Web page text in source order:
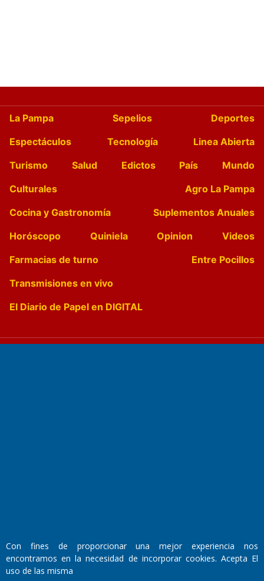
La Pampa Sepelios
Deportes
Espectáculos
Tecnología
Linea Abierta
Turismo
Salud Edictos País
Mundo
Culturales
Agro La Pampa
Cocina y Gastronomía
Suplementos Anuales
Horóscopo
Quiniela Opinion
Videos
Farmacias de turno
Entre Pocillos
Transmisiones en vivo
El Diario de Papel en DIGITAL
Walter René Goñi
Con fines de proporcionar una mejor experiencia nos
encontramos en la necesidad de incorporar cookies. Acepta El
uso de las misma